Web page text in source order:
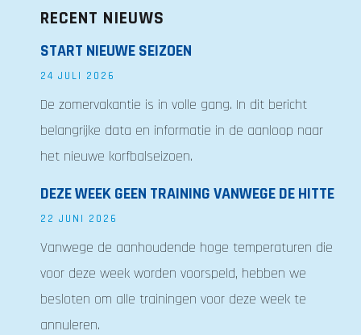
RECENT NIEUWS
START NIEUWE SEIZOEN
24 JULI 2026
De zomervakantie is in volle gang. In dit bericht
belangrijke data en informatie in de aanloop naar
het nieuwe korfbalseizoen.
DEZE WEEK GEEN TRAINING VANWEGE DE HITTE
22 JUNI 2026
Vanwege de aanhoudende hoge temperaturen die
voor deze week worden voorspeld, hebben we
besloten om alle trainingen voor deze week te
annuleren.